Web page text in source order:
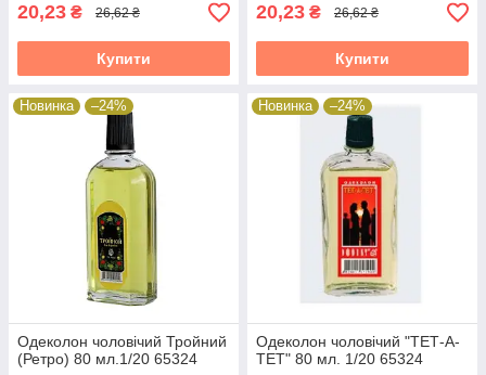
20,23 ₴ 26,62 ₴
Купити
20,23 ₴ 26,62 ₴
Купити
Новинка –24%
Одеколон чоловічий Тройний
(Ретро) 80 мл.1/20 65324
Новинка –24%
Одеколон чоловічий "ТЕТ-А-
ТЕТ" 80 мл. 1/20 65324